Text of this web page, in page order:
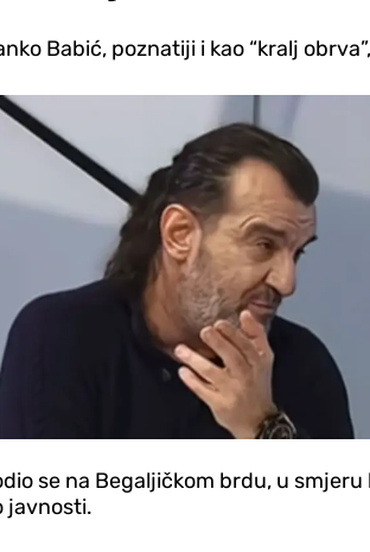
Babić, poznatiji i kao “kralj
se na Begaljičkom brdu, u
javnosti.